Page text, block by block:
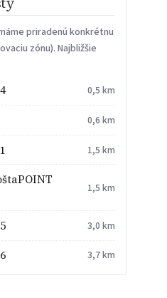
priradenú konkrétnu
zónu). Najbližšie
0,5 km
0,6 km
1,5 km
1,5 km
3,0 km
3,7 km